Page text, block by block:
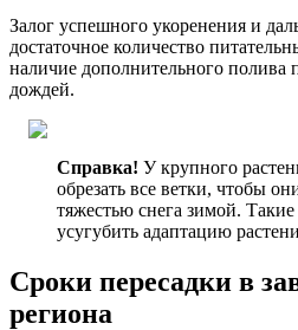
Залог успешного укоренения и
достаточное количество
наличие дополнительного полива
дождей.
Справка! У крупного
обрезать все ветки, чтобы
тяжестью снега зимой.
усугубить адаптацию
Сроки пересадки в
региона